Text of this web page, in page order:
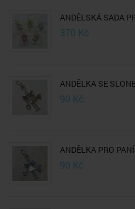
ANDĚLSKÁ SADA
370 Kč
ANDĚLKA SE
90 Kč
ANDĚLKA PRO
90 Kč